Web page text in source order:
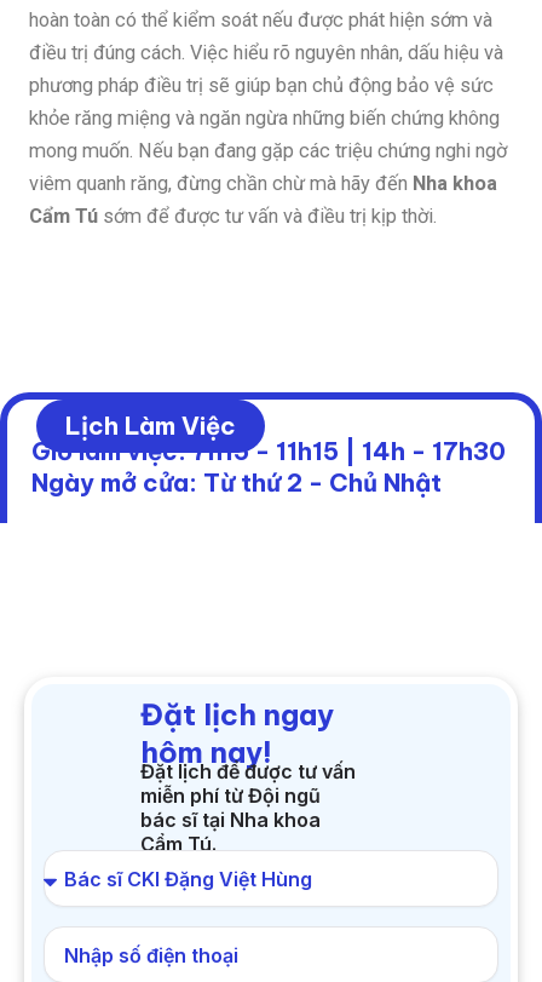
hoàn toàn có thể kiểm soát nếu được phát hiện sớm và
điều trị đúng cách. Việc hiểu rõ nguyên nhân, dấu hiệu và
phương pháp điều trị sẽ giúp bạn chủ động bảo vệ sức
khỏe răng miệng và ngăn ngừa những biến chứng không
mong muốn. Nếu bạn đang gặp các triệu chứng nghi ngờ
viêm quanh răng, đừng chần chừ mà hãy đến Nha khoa
Cẩm Tú sớm để được tư vấn và điều trị kịp thời.
Lịch Làm Việc
Giờ làm việc: 7h15 - 11h15 | 14h - 17h30
Ngày mở cửa: Từ thứ 2 - Chủ Nhật
Đặt lịch ngay
hôm nay!
Đặt lịch để được tư vấn
miễn phí từ Đội ngũ
bác sĩ tại Nha khoa
Cẩm Tú.